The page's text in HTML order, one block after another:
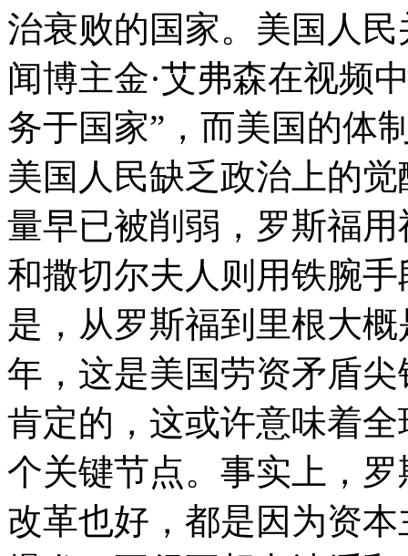
治衰败的国家。美国人
闻博主金·艾弗森在视频
务于国家”，而美国的体
美国人民缺乏政治上的
量早已被削弱，罗斯福
和撒切尔夫人则用铁腕
是，从罗斯福到里根大
年，这是美国劳资矛盾
肯定的，这或许意味着
个关键节点。事实上，
改革也好，都是因为资